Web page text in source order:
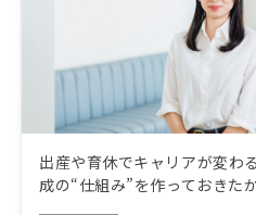
出産や育休でキャリアが変わ
成の“仕組み”を作っておきた